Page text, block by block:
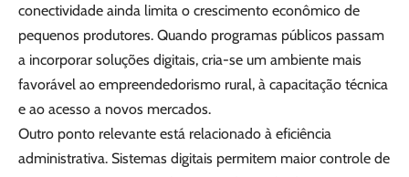
conectividade ainda limita o crescimento econômico de
pequenos produtores. Quando programas públicos passam
a incorporar soluções digitais, cria-se um ambiente mais
favorável ao empreendedorismo rural, à capacitação técnica
e ao acesso a novos mercados.
Outro ponto relevante está relacionado à eficiência
administrativa. Sistemas digitais permitem maior controle de